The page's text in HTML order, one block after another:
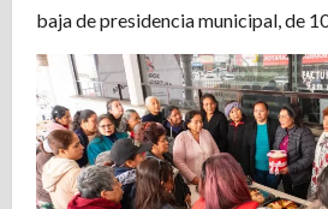
baja de presidencia municipal, de